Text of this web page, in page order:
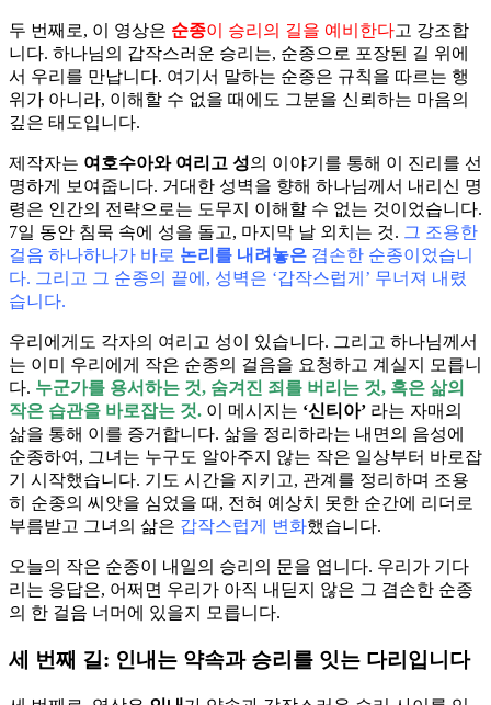
두 번째로, 이 영상은 순종이 승리의 길을 예비한다고 강조합
니다. 하나님의 갑작스러운 승리는, 순종으로 포장된 길 위에
서 우리를 만납니다. 여기서 말하는 순종은 규칙을 따르는 행
위가 아니라, 이해할 수 없을 때에도 그분을 신뢰하는 마음의
깊은 태도입니다.
제작자는 여호수아와 여리고 성의 이야기를 통해 이 진리를 선
명하게 보여줍니다. 거대한 성벽을 향해 하나님께서 내리신 명
령은 인간의 전략으로는 도무지 이해할 수 없는 것이었습니다.
7일 동안 침묵 속에 성을 돌고, 마지막 날 외치는 것. 그 조용한
걸음 하나하나가 바로 논리를 내려놓은 겸손한 순종이었습니
다. 그리고 그 순종의 끝에, 성벽은 ‘갑작스럽게’ 무너져 내렸
습니다.
우리에게도 각자의 여리고 성이 있습니다. 그리고 하나님께서
는 이미 우리에게 작은 순종의 걸음을 요청하고 계실지 모릅니
다. 누군가를 용서하는 것, 숨겨진 죄를 버리는 것, 혹은 삶의
작은 습관을 바로잡는 것. 이 메시지는 ‘신티아’ 라는 자매의
삶을 통해 이를 증거합니다. 삶을 정리하라는 내면의 음성에
순종하여, 그녀는 누구도 알아주지 않는 작은 일상부터 바로잡
기 시작했습니다. 기도 시간을 지키고, 관계를 정리하며 조용
히 순종의 씨앗을 심었을 때, 전혀 예상치 못한 순간에 리더로
부름받고 그녀의 삶은 갑작스럽게 변화했습니다.
오늘의 작은 순종이 내일의 승리의 문을 엽니다. 우리가 기다
리는 응답은, 어쩌면 우리가 아직 내딛지 않은 그 겸손한 순종
의 한 걸음 너머에 있을지 모릅니다.
세 번째 길: 인내는 약속과 승리를 잇는 다리입니다